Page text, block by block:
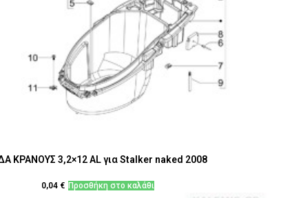
ΚΡΑΝΟΥΣ 3,2×12 AL για Stalker naked 2008
0,04 € Προσθήκη στο καλάθι